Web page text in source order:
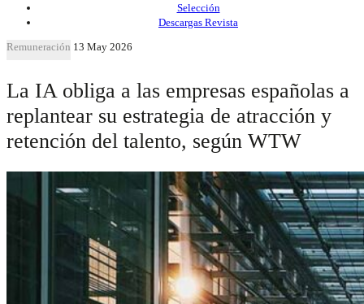
Selección
Descargas Revista
Remuneración 13 May 2026
La IA obliga a las empresas españolas a
replantear su estrategia de atracción y
retención del talento, según WTW